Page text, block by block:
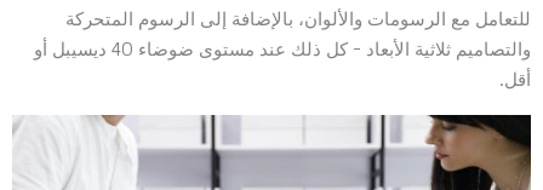
للتعامل مع الرسومات والألوان، بالإضافة إلى الرسوم المتحركة
والتصاميم ثلاثية الأبعاد – كل ذلك عند مستوى ضوضاء 40 ديسيبل أو
أقل.